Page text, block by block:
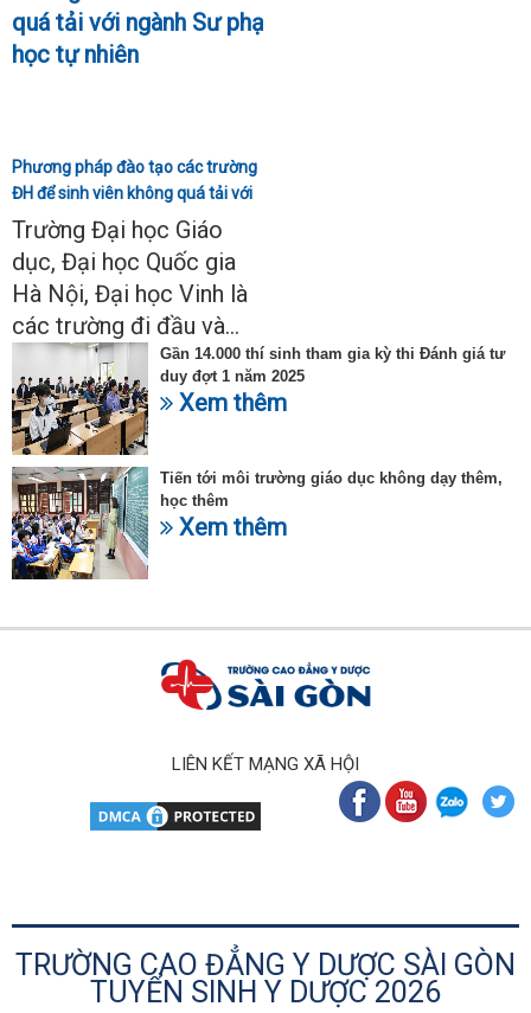
Phương pháp đào tạo các trường
ĐH để sinh viên không quá tải với
ngành Sư phạm Khoa học tự
nhiên
Trường Đại học Giáo
dục, Đại học Quốc gia
Hà Nội, Đại học Vinh là
các trường đi đầu và...
Gần 14.000 thí sinh tham gia kỳ thi Đánh giá tư
duy đợt 1 năm 2025
Xem thêm
Tiến tới môi trường giáo dục không dạy thêm,
học thêm
Xem thêm
LIÊN KẾT MẠNG XÃ HỘI
TRƯỜNG CAO ĐẲNG Y DƯỢC SÀI GÒN
TUYỂN SINH Y DƯỢC 2026